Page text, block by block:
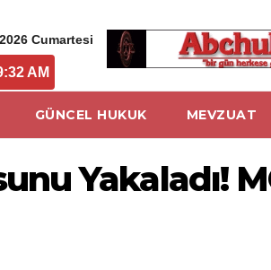
Cumartesi
AM
GÜNCEL HUKUK MEVZUAT
Yakaladı!